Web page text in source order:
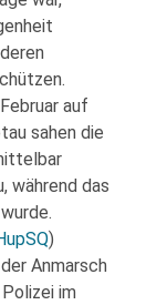
auf
sahen die
während das
)
Anmarsch
im